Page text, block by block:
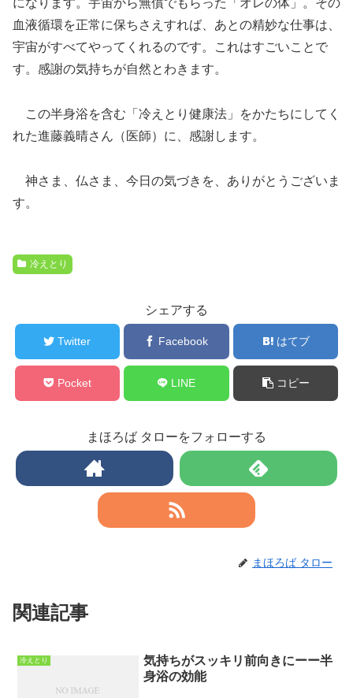
になります。宇宙から無償でもらった「オレの体」。その
血液循環を正常に保ちさえすれば、あとの精妙な仕事は、
宇宙がすべてやってくれるのです。これはすごいことで
す。感謝の気持ちが自然とわきます。
この半身浴を含む「冷えとり健康法」をかたちにしてく
れた進藤義晴さん（医師）に、感謝します。
神さま、仏さま、今日の気づきを、ありがとうございま
す。
冷えとり
シェアする
Twitter Facebook はてブ
Pocket LINE コピー
まほろば タローをフォローする
まほろば タロー
関連記事
冷えとり
気持ちがスッキリ前向きにーー半
身浴の効能